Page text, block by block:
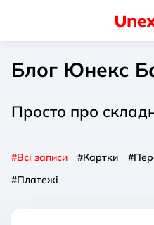
Блог Юнекс
Просто про
#Всі записи #Картки
#Платежі